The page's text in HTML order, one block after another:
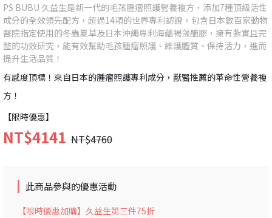
PS BUBU 久益生是新一代的毛孩腫瘤照護營養複方，添加7種頂級活性
成分的全效領先配方，超過14項的世界專利認證，包含日本數百家動物
醫院指定使用的冬蟲夏草及日本沖繩專利海蘊褐藻醣膠，擁有紮實且完
整的功效研究，能有效幫助毛孩腫瘤照護、維護體質、保持活力，進而
提升生活品質！
有感度頂標！來自日本的腫瘤照護專利成分，獸醫推薦的革命性營養複
方！
【限時優惠】
NT$4141 NT$4760
此商品參與的優惠活動
【限時優惠加購】久益生第三件75折